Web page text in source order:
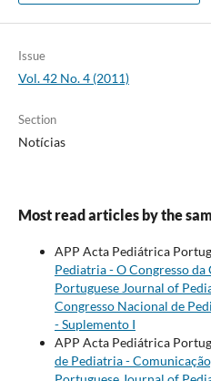
Issue
Vol. 42 No. 4 (2011)
Section
Notícias
Most read articles by the
APP Acta Pediátrica
Pediatria - O Congresso da
Portuguese Journal of
Congresso Nacional de
- Suplemento I
APP Acta Pediátrica
de Pediatria -